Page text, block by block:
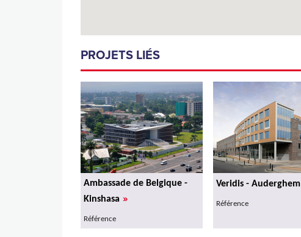
PROJETS LIÉS
Ambassade de Belgique -
Kinshasa »
Référence
Veridis - Auderghem
Référence